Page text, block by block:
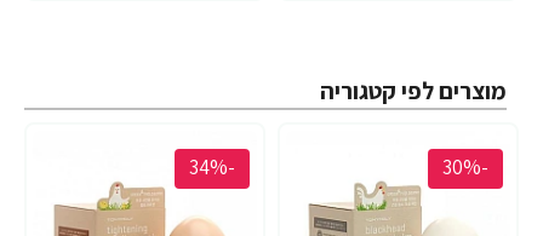
מוצרים לפי קטגוריה
-30%
-34%